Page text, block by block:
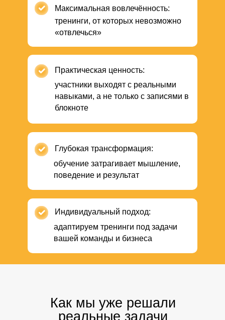
адаптируем тренинги под задачи
вашей команды и бизнеса
Индивидуальный подход:
Глубокая трансформация:
обучение затрагивает мышление,
поведение и результат
Практическая ценность:
участники выходят с реальными
навыками, а не только с записями в
блокноте
Максимальная вовлечённость:
тренинги, от которых невозможно
«отвлечься»
Как мы уже решали
реальные задачи